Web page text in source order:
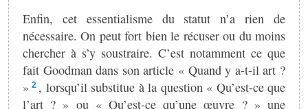
Enfin, cet essentialisme du statut n’a rien de
nécessaire. On peut fort bien le récuser ou du moins
chercher à s’y soustraire. C’est notamment ce que
fait Goodman dans son article « Quand y a-t-il art ?
» 2 , lorsqu’il substitue à la question « Qu’est-ce que
l’art ? » ou « Qu’est-ce qu’une œuvre ? » une